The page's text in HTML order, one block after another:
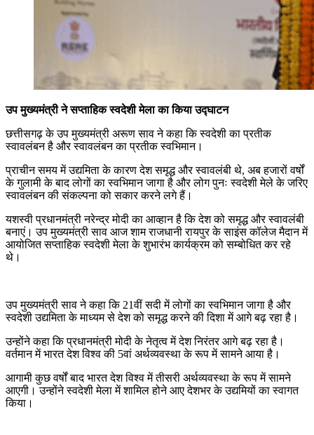
उप मुख्यमंत्री ने सप्ताहिक स्वदेशी मेला का किया उद्घाटन
छत्तीसगढ़ के उप मुख्यमंत्री अरूण साव ने कहा कि स्वदेशी का प्रतीक
स्वावलंबन है और स्वावलंबन का प्रतीक स्वभिमान।
प्राचीन समय में उद्यमिता के कारण देश समृद्ध और स्वावलंबी थे, अब हजारों वर्षों
के गुलामी के बाद लोगों का स्वभिमान जागा है और लोग पुनः स्वदेशी मेले के जरिए
स्वावलंबन की संकल्पना को सकार करने लगे हैं।
यशस्वी प्रधानमंत्री नरेन्द्र मोदी का आव्हान है कि देश को समृद्ध और स्वावलंबी
बनाएं। उप मुख्यमंत्री साव आज शाम राजधानी रायपुर के साइंस कॉलेज मैदान में
आयोजित सप्ताहिक स्वदेशी मेला के शुभारंभ कार्यक्रम को सम्बोधित कर रहे
थे।
उप मुख्यमंत्री साव ने कहा कि 21वीं सदी में लोगों का स्वभिमान जागा है और
स्वदेशी उद्यमिता के माध्यम से देश को समृद्ध करने की दिशा में आगे बढ़ रहा है।
उन्होंने कहा कि प्रधानमंत्री मोदी के नेतृत्व में देश निरंतर आगे बढ़ रहा है।
वर्तमान में भारत देश विश्व की 5वां अर्थव्यवस्था के रूप में सामने आया है।
आगामी कुछ वर्षों बाद भारत देश विश्व में तीसरी अर्थव्यवस्था के रूप में सामने
आएगी। उन्होंने स्वदेशी मेला में शामिल होने आए देशभर के उद्यमियों का स्वागत
किया।